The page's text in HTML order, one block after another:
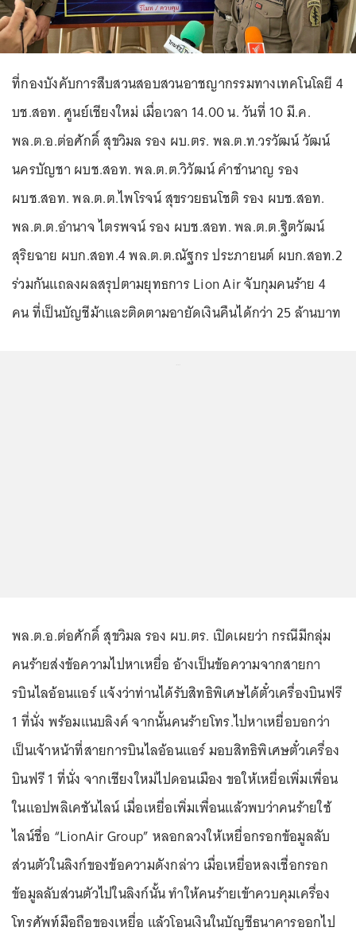
ที่กองบังคับการสืบสวนสอบสวนอาชญากรรมทางเทคโนโลยี 4
บช.สอท. ศูนย์เชียงใหม่ เมื่อเวลา 14.00 น. วันที่ 10 มี.ค.
พล.ต.อ.ต่อศักดิ์ สุขวิมล รอง ผบ.ตร. พล.ต.ท.วรวัฒน์ วัฒน์
นครบัญชา ผบช.สอท. พล.ต.ต.วิวัฒน์ คำชำนาญ รอง
ผบช.สอท. พล.ต.ต.ไพโรจน์ สุขรวยธนโชติ รอง ผบช.สอท.
พล.ต.ต.อำนาจ ไตรพจน์ รอง ผบช.สอท. พล.ต.ต.ฐิตวัฒน์
สุริยฉาย ผบก.สอท.4 พล.ต.ต.ณัฐกร ประภายนต์ ผบก.สอท.2
ร่วมกันแถลงผลสรุปตามยุทธการ Lion Air จับกุมคนร้าย 4
คน ที่เป็นบัญชีม้าและติดตามอายัดเงินคืนได้กว่า 25 ล้านบาท
พล.ต.อ.ต่อศักดิ์ สุขวิมล รอง ผบ.ตร. เปิดเผยว่า กรณีมีกลุ่ม
คนร้ายส่งข้อความไปหาเหยื่อ อ้างเป็นข้อความจากสายกา
รบินไลอ้อนแอร์ แจ้งว่าท่านได้รับสิทธิพิเศษได้ตั๋วเครื่องบินฟรี
1 ที่นั่ง พร้อมแนบลิงค์ จากนั้นคนร้ายโทร.ไปหาเหยื่อบอกว่า
เป็นเจ้าหน้าที่สายการบินไลอ้อนแอร์ มอบสิทธิพิเศษตั๋วเครื่อง
บินฟรี 1 ที่นั่ง จากเชียงใหม่ไปดอนเมือง ขอให้เหยื่อเพิ่มเพื่อน
ในแอปพลิเคชันไลน์ เมื่อเหยื่อเพิ่มเพื่อนแล้วพบว่าคนร้ายใช้
ไลน์ชื่อ “LionAir Group” หลอกลวงให้เหยื่อกรอกข้อมูลลับ
ส่วนตัวในลิงก์ของข้อความดังกล่าว เมื่อเหยื่อหลงเชื่อกรอก
ข้อมูลลับส่วนตัวไปในลิงก์นั้น ทำให้คนร้ายเข้าควบคุมเครื่อง
โทรศัพท์มือถือของเหยื่อ แล้วโอนเงินในบัญชีธนาคารออกไป